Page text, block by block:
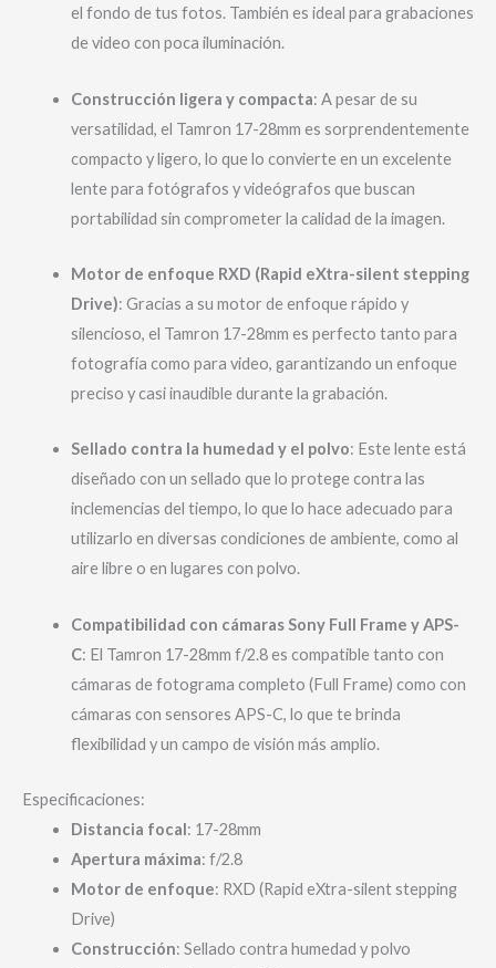
el fondo de tus fotos. También es ideal para grabaciones
de video con poca iluminación.
Construcción ligera y compacta: A pesar de su
versatilidad, el Tamron 17-28mm es sorprendentemente
compacto y ligero, lo que lo convierte en un excelente
lente para fotógrafos y videógrafos que buscan
portabilidad sin comprometer la calidad de la imagen.
Motor de enfoque RXD (Rapid eXtra-silent stepping
Drive): Gracias a su motor de enfoque rápido y
silencioso, el Tamron 17-28mm es perfecto tanto para
fotografía como para video, garantizando un enfoque
preciso y casi inaudible durante la grabación.
Sellado contra la humedad y el polvo: Este lente está
diseñado con un sellado que lo protege contra las
inclemencias del tiempo, lo que lo hace adecuado para
utilizarlo en diversas condiciones de ambiente, como al
aire libre o en lugares con polvo.
Compatibilidad con cámaras Sony Full Frame y APS-
C: El Tamron 17-28mm f/2.8 es compatible tanto con
cámaras de fotograma completo (Full Frame) como con
cámaras con sensores APS-C, lo que te brinda
flexibilidad y un campo de visión más amplio.
Especificaciones:
Distancia focal: 17-28mm
Apertura máxima: f/2.8
Motor de enfoque: RXD (Rapid eXtra-silent stepping
Drive)
Construcción: Sellado contra humedad y polvo